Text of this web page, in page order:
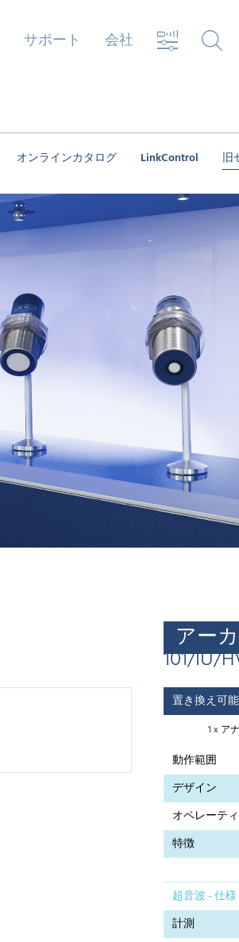
サポート 会社
オンラインカタログ LinkControl 旧
アー
101/IU/
置き換え可能
1 x ア
動作範囲
デザイン
オペレーテ
特徴
超音波 - 仕様
計測